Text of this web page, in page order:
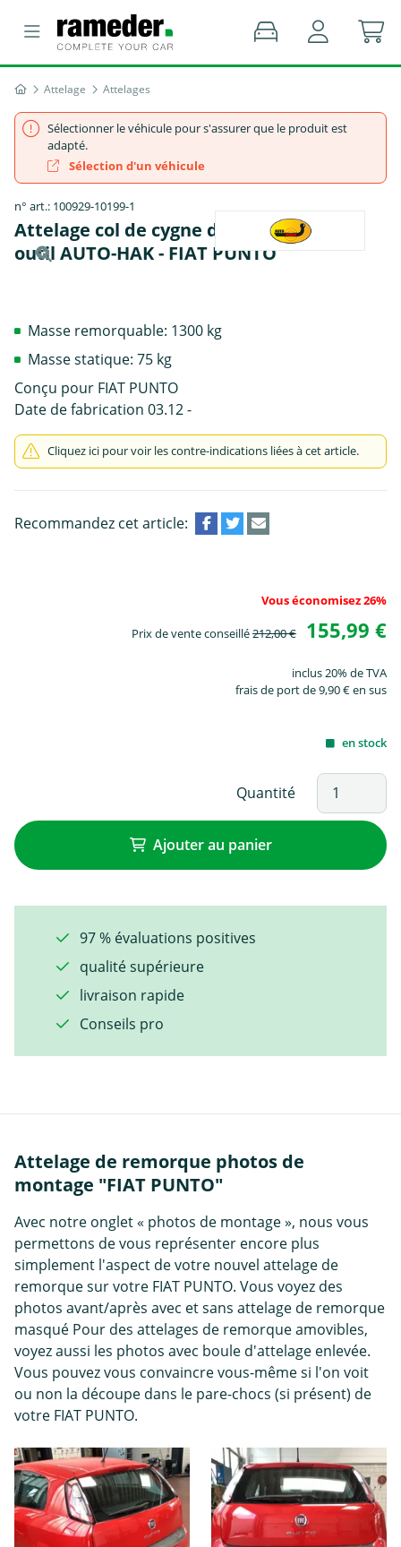
Attelage Attelages
Sélectionner le véhicule pour s'assurer que le produit est
adapté.
Sélection d'un véhicule
n° art.: 100929-10199-1
Attelage col de cygne démontable avec
outil AUTO-HAK - FIAT PUNTO
Masse remorquable: 1300 kg
Masse statique: 75 kg
Conçu pour FIAT PUNTO
Date de fabrication 03.12 -
Cliquez ici pour voir les contre-indications liées à cet article.
Recommandez cet article:
Vous économisez 26%
Prix de vente conseillé212,00 € 155,99 €
inclus 20% de TVA
frais de port de 9,90 € en sus
en stock
Quantité
Ajouter au panier
97 % évaluations positives
qualité supérieure
livraison rapide
Conseils pro
Attelage de remorque photos de
montage "FIAT PUNTO"
Avec notre onglet « photos de montage », nous vous
permettons de vous représenter encore plus
simplement l'aspect de votre nouvel attelage de
remorque sur votre FIAT PUNTO. Vous voyez des
photos avant/après avec et sans attelage de remorque
masqué Pour des attelages de remorque amovibles,
voyez aussi les photos avec boule d'attelage enlevée.
Vous pouvez vous convaincre vous-même si l'on voit
ou non la découpe dans le pare-chocs (si présent) de
votre FIAT PUNTO.